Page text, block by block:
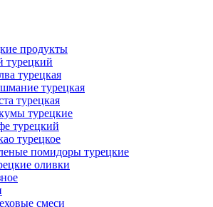
продукты
турецкий
турецкая
турецкая
турецкая
турецкие
турецкий
турецкое
помидоры турецкие
оливки
смеси